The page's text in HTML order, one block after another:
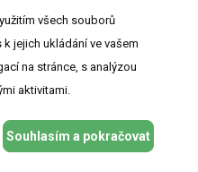
složitých pomůcek, věříme,
studie nemají žádné
práce splnil ICMJE kritéria
všech souborů
jejich ukládání ve vašem
na stránce, s analýzou
aktivitami.
Souhlasím a pokračovat